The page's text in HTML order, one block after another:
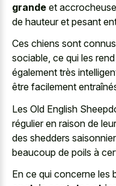
grande et
de hauteur et pesant
Ces chiens sont
sociable, ce qui les
également très
être facilement
Les Old English
régulier en raison de
des shedders
beaucoup de poils à
En ce qui concerne les